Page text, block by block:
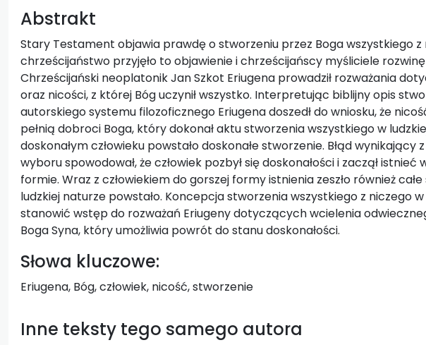
Abstrakt
Stary Testament objawia prawdę o stworzeniu przez Boga wszystkiego z
chrześcijaństwo przyjęło to objawienie i chrześcijańscy myśliciele
Chrześcijański neoplatonik Jan Szkot Eriugena prowadził rozważania
oraz nicości, z której Bóg uczynił wszystko. Interpretując biblijny opis
autorskiego systemu filozoficznego Eriugena doszedł do wniosku, że
pełnią dobroci Boga, który dokonał aktu stworzenia wszystkiego w
doskonałym człowieku powstało doskonałe stworzenie. Błąd wynikający
wyboru spowodował, że człowiek pozbył się doskonałości i zaczął istnieć
formie. Wraz z człowiekiem do gorszej formy istnienia zeszło również
ludzkiej naturze powstało. Koncepcja stworzenia wszystkiego z niczego w
stanowić wstęp do rozważań Eriugeny dotyczących wcielenia
Boga Syna, który umożliwia powrót do stanu doskonałości.
Słowa kluczowe:
Eriugena, Bóg, człowiek, nicość, stworzenie
Inne teksty tego samego autora